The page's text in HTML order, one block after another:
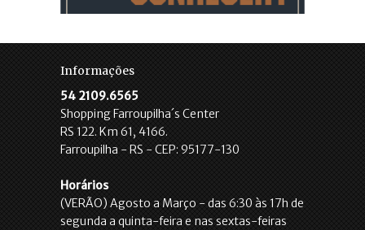
Informações
54 2109.6565
Shopping Farroupilha´s Center
RS 122. Km 61, 4166.
Farroupilha - RS - CEP: 95177-130
Horários
(VERÃO) Agosto a Março - das 6:30 às 17h de
segunda a quinta-feira e nas sextas-feiras